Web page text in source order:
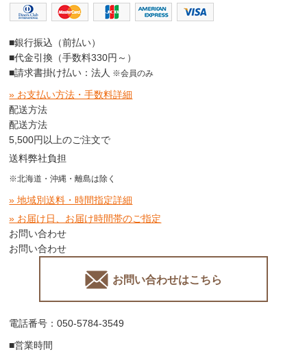
■銀行振込（前払い）
■代金引換（手数料330円～）
■請求書掛け払い：法人 ※会員のみ
» お支払い方法・手数料詳細
配送方法
配送方法
5,500円以上のご注文で
送料弊社負担
※北海道・沖縄・離島は除く
» 地域別送料・時間指定詳細
» お届け日、お届け時間帯のご指定
お問い合わせ
お問い合わせ
お問い合わせはこちら
電話番号：050-5784-3549
■営業時間